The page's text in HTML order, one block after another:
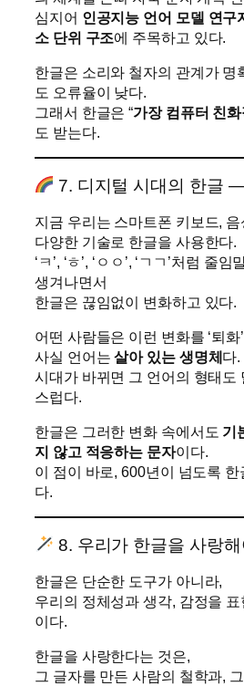
심지어 인공지능 언어 모델 연구
소 단위 구조에 주목하고 있다.
한글은 소리와 철자의 관계가 명
도 오류율이 낮다.
그래서 한글은 “가장 컴퓨터 친
도 받는다.
7. 디지털 시대의 한글
지금 우리는 스마트폰 키보드,
다양한 기술로 한글을 사용한다.
‘ㅋ’, ‘ㅎ’, ‘ㅇㅇ’, ‘ㄱㄱ’처럼 줄
생겨나면서
한글은 끊임없이 변화하고 있다.
어떤 사람들은 이런 변화를 ‘퇴화
사실 언어는살아 있는 생명체다.
시대가 바뀌면 그 언어의 형태도
스럽다.
한글은 그러한 변화 속에서도 기
지 않고 적응하는 문자이다.
이 점이 바로, 600년이 넘도록
다.
8. 우리가 한글을 사랑
한글은 단순한 도구가 아니라,
우리의 정체성과 생각, 감정을 표
이다.
한글을 사랑한다는 것은,
그 글자를 만든 사람의 철학과,